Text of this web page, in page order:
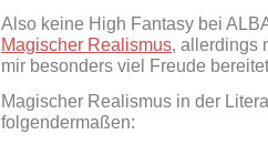
Also keine High Fantasy bei
Magischer Realismus, allerdings
mir besonders viel Freude
Magischer Realismus in der
folgendermaßen: